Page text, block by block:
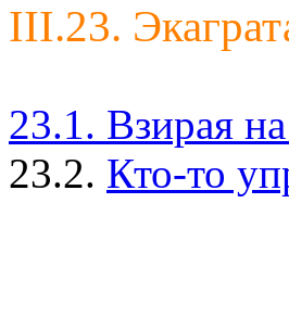
III.23.
23.1. Взирая
23.2. Кто-то